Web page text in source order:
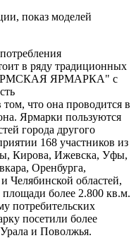
показ моделей
в ряду традиционных
ЯРМАРКА" с
что она проводится в
Ярмарки пользуются
города другого
168 участников из
Кирова, Ижевска, Уфы,
Оренбурга,
областей,
более 2.800 кв.м.
потребительских
посетили более
и Поволжья.